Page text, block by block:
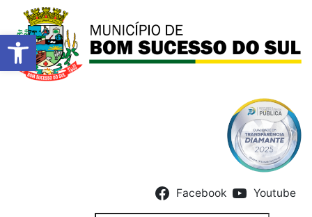
Barra de Ferramentas
Facebook Youtube